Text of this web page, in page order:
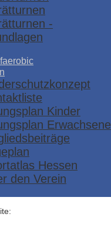
-
Kinder
Erwachsene
Hessen
den Verein